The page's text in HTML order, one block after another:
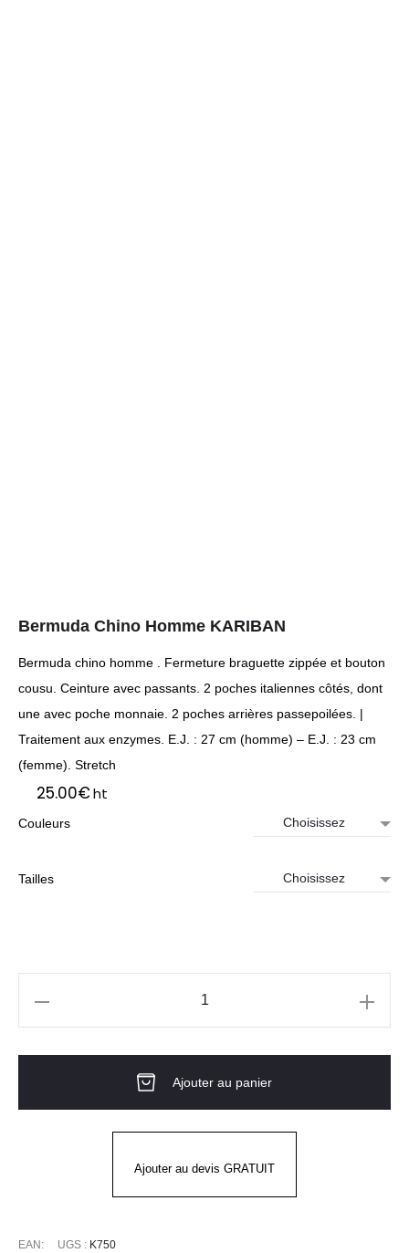
Bermuda Chino Homme KARIBAN
Bermuda chino homme . Fermeture braguette zippée et bouton
cousu. Ceinture avec passants. 2 poches italiennes côtés, dont
une avec poche monnaie. 2 poches arrières passepoilées. |
Traitement aux enzymes. E.J. : 27 cm (homme) – E.J. : 23 cm
(femme). Stretch
25.00€ht
Couleurs
Tailles
Ajouter au panier
Ajouter au devis GRATUIT
EAN: UGS : K750